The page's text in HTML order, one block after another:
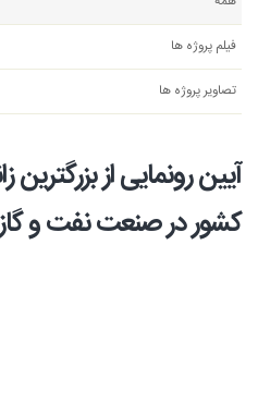
فیلم پروژه ها
تصاویر پروژه ها
آیین رونمایی از بزرگترین
کشور در صنعت نفت و